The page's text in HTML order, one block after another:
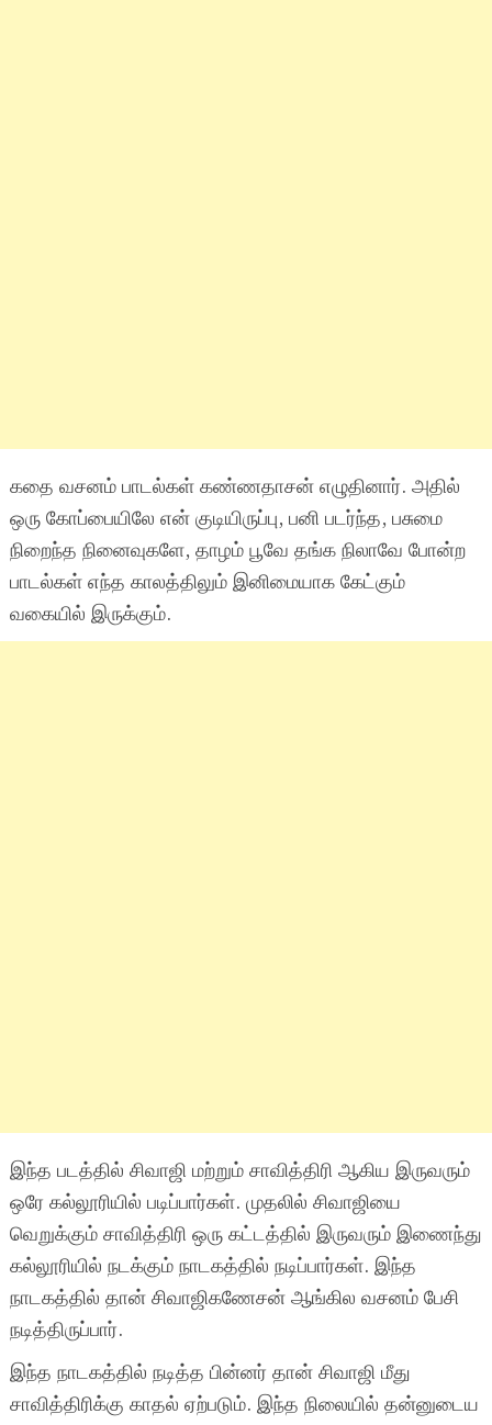
கதை வசனம் பாடல்கள் கண்ணதாசன் எழுதினார். அதில்
ஒரு கோப்பையிலே என் குடியிருப்பு, பனி படர்ந்த, பசுமை
நிறைந்த நினைவுகளே, தாழம் பூவே தங்க நிலாவே போன்ற
பாடல்கள் எந்த காலத்திலும் இனிமையாக கேட்கும்
வகையில் இருக்கும்.
இந்த படத்தில் சிவாஜி மற்றும் சாவித்திரி ஆகிய இருவரும்
ஒரே கல்லூரியில் படிப்பார்கள். முதலில் சிவாஜியை
வெறுக்கும் சாவித்திரி ஒரு கட்டத்தில் இருவரும் இணைந்து
கல்லூரியில் நடக்கும் நாடகத்தில் நடிப்பார்கள். இந்த
நாடகத்தில் தான் சிவாஜிகணேசன் ஆங்கில வசனம் பேசி
நடித்திருப்பார்.
இந்த நாடகத்தில் நடித்த பின்னர் தான் சிவாஜி மீது
சாவித்திரிக்கு காதல் ஏற்படும். இந்த நிலையில் தன்னுடைய